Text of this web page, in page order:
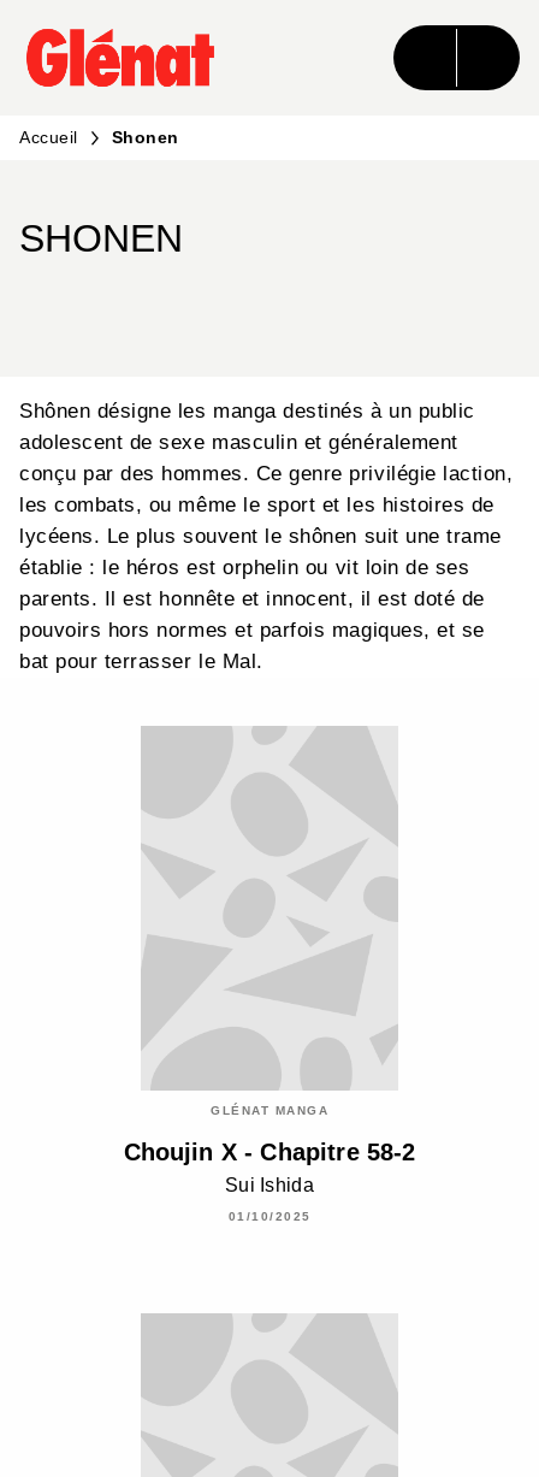
MENU RECHERCHE CONTENU
PIED DE PAGE
Accueil Shonen
SHONEN
Shônen désigne les manga destinés à un public
adolescent de sexe masculin et généralement
conçu par des hommes. Ce genre privilégie laction,
les combats, ou même le sport et les histoires de
lycéens. Le plus souvent le shônen suit une trame
établie : le héros est orphelin ou vit loin de ses
parents. Il est honnête et innocent, il est doté de
pouvoirs hors normes et parfois magiques, et se
bat pour terrasser le Mal.
GLÉNAT MANGA
Choujin X - Chapitre 58-2
Sui Ishida
01/10/2025